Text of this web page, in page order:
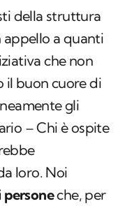
della struttura
appello a quanti
che non
il buon cuore di
gli
– Chi è ospite
loro. Noi
personeche, per